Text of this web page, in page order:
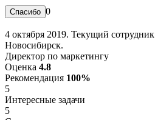
0
4 октября 2019. Текущий сотрудник
Новосибирск.
Директор по маркетингу
Оценка 4.8
Рекомендация 100%
5
Интересные задачи
5